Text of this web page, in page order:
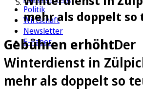
Politik
Wirtschaft
Newsletter
E-Paper
mehr als doppelt so
Gebühren erhöhtDer
Winterdienst in
mehr als doppelt so